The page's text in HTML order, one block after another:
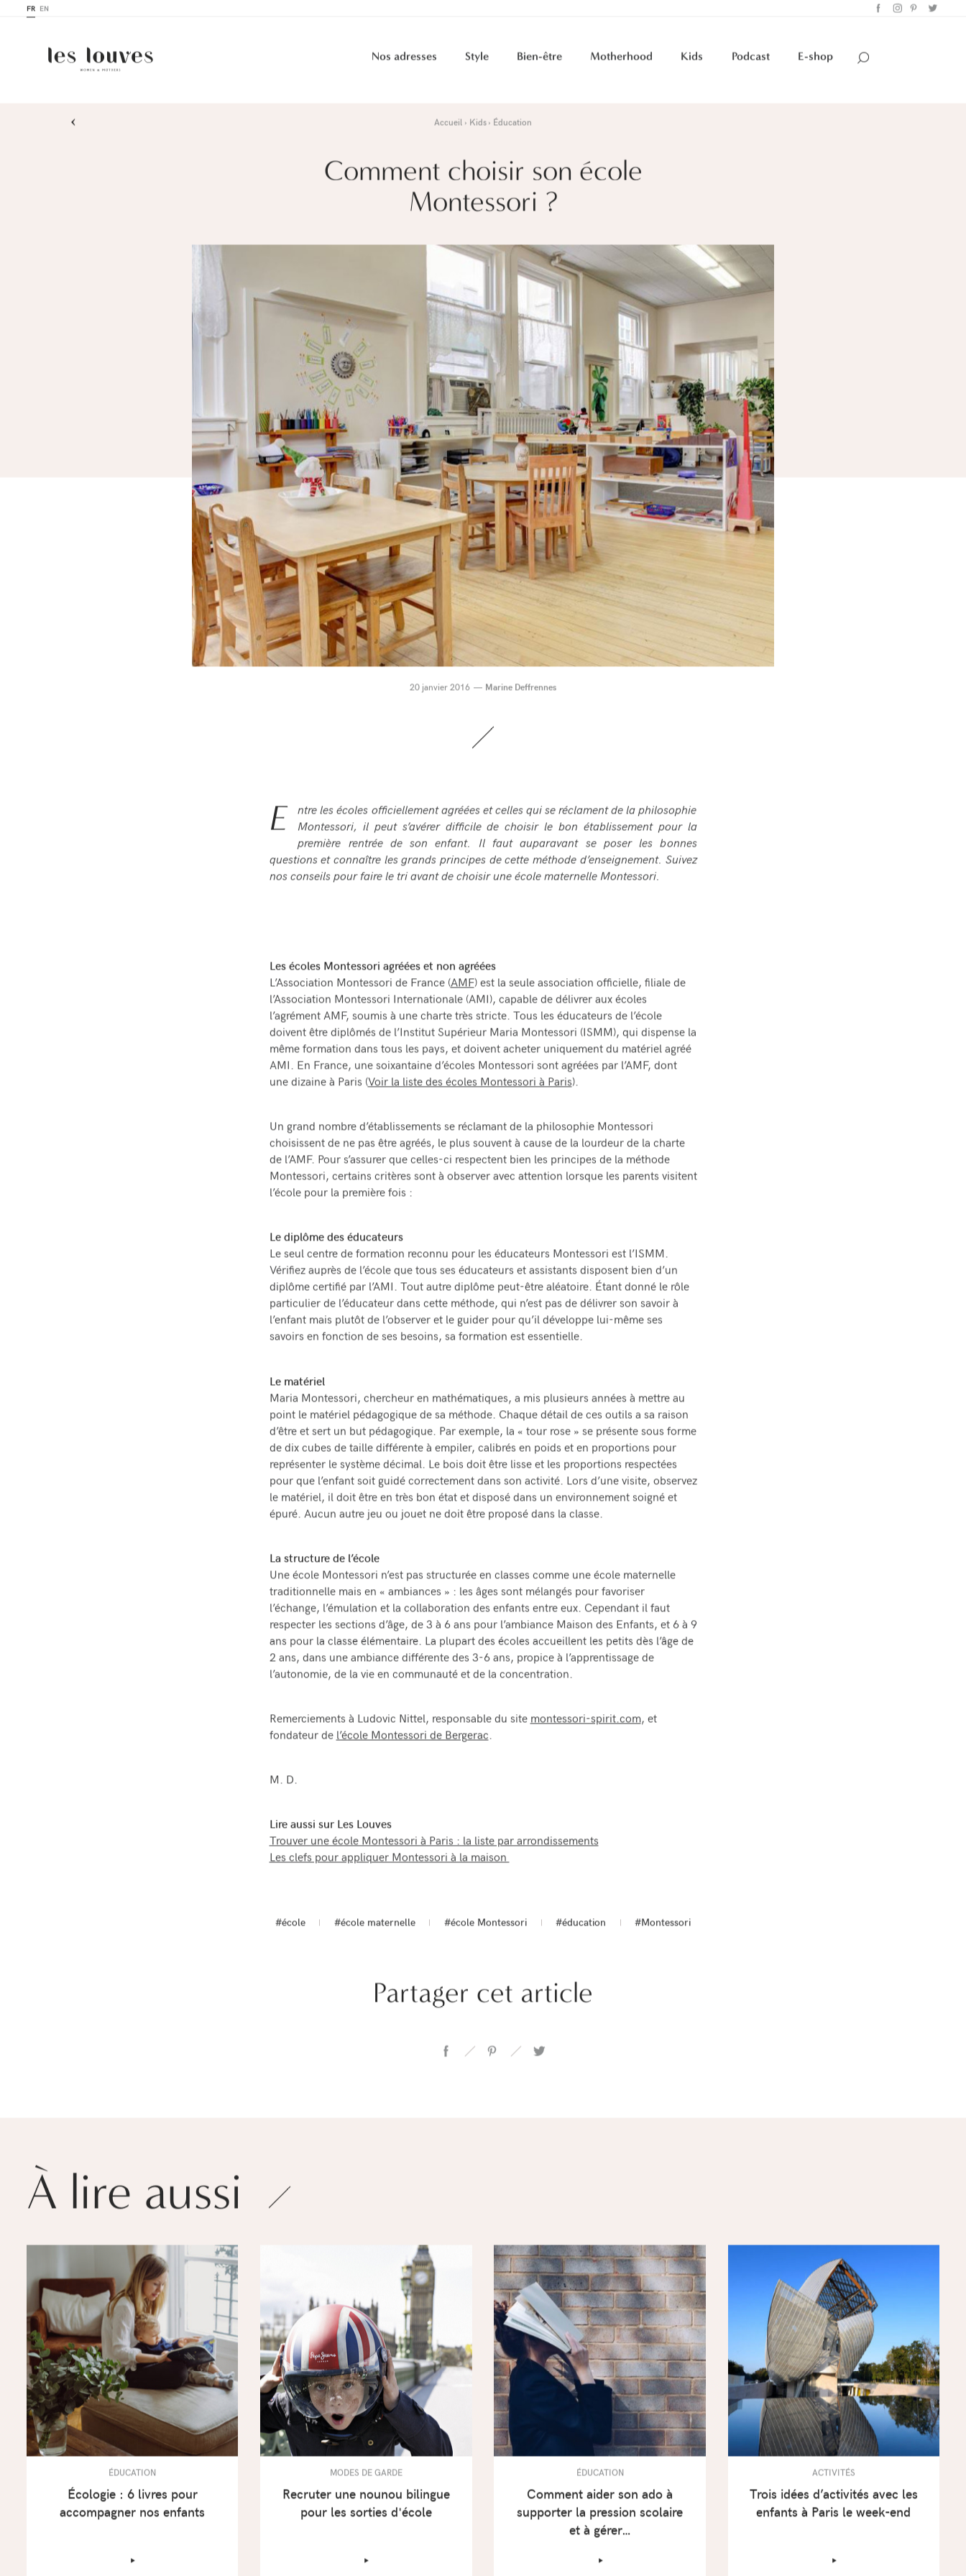
FR EN
Nos adresses Style Bien-être Motherhood Kids Podcast E-shop
› Accueil Kids Éducation
Comment choisir son école
Montessori ?
20 janvier 2016 Marine Deffrennes
E
ntre les écoles officiellement agréées et celles qui se réclament de la philosophie
Montessori, il peut s’avérer difficile de choisir le bon établissement pour la
première rentrée de son enfant. Il faut auparavant se poser les bonnes
questions et connaître les grands principes de cette méthode d’enseignement. Suivez
nos conseils pour faire le tri avant de choisir une école maternelle Montessori.
Les écoles Montessori agréées et non agréées
L’Association Montessori de France (AMF) est la seule association officielle, filiale de
l’Association Montessori Internationale (AMI), capable de délivrer aux écoles
l’agrément AMF, soumis à une charte très stricte. Tous les éducateurs de l’école
doivent être diplômés de l’Institut Supérieur Maria Montessori (ISMM), qui dispense la
même formation dans tous les pays, et doivent acheter uniquement du matériel agréé
AMI. En France, une soixantaine d’écoles Montessori sont agréées par l’AMF, dont
une dizaine à Paris (Voir la liste des écoles Montessori à Paris).
Un grand nombre d’établissements se réclamant de la philosophie Montessori
choisissent de ne pas être agréés, le plus souvent à cause de la lourdeur de la charte
de l’AMF. Pour s’assurer que celles-ci respectent bien les principes de la méthode
Montessori, certains critères sont à observer avec attention lorsque les parents visitent
l’école pour la première fois :
Le diplôme des éducateurs
Le seul centre de formation reconnu pour les éducateurs Montessori est l’ISMM.
Vérifiez auprès de l’école que tous ses éducateurs et assistants disposent bien d’un
diplôme certifié par l’AMI. Tout autre diplôme peut-être aléatoire. Étant donné le rôle
particulier de l’éducateur dans cette méthode, qui n’est pas de délivrer son savoir à
l’enfant mais plutôt de l’observer et le guider pour qu’il développe lui-même ses
savoirs en fonction de ses besoins, sa formation est essentielle.
Le matériel
Maria Montessori, chercheur en mathématiques, a mis plusieurs années à mettre au
point le matériel pédagogique de sa méthode. Chaque détail de ces outils a sa raison
d’être et sert un but pédagogique. Par exemple, la « tour rose » se présente sous forme
de dix cubes de taille différente à empiler, calibrés en poids et en proportions pour
représenter le système décimal. Le bois doit être lisse et les proportions respectées
pour que l’enfant soit guidé correctement dans son activité. Lors d’une visite, observez
le matériel, il doit être en très bon état et disposé dans un environnement soigné et
épuré. Aucun autre jeu ou jouet ne doit être proposé dans la classe.
La structure de l’école
Une école Montessori n’est pas structurée en classes comme une école maternelle
traditionnelle mais en « ambiances » : les âges sont mélangés pour favoriser
l’échange, l’émulation et la collaboration des enfants entre eux. Cependant il faut
respecter les sections d’âge, de 3 à 6 ans pour l’ambiance Maison des Enfants, et 6 à 9
ans pour la classe élémentaire. La plupart des écoles accueillent les petits dès l’âge de
2 ans, dans une ambiance différente des 3-6 ans, propice à l’apprentissage de
l’autonomie, de la vie en communauté et de la concentration.
Remerciements à Ludovic Nittel, responsable du sitemontessori-spirit.com, et
fondateur del’école Montessori de Bergerac.
M. D.
Lire aussi sur Les Louves
Trouver une école Montessori à Paris : la liste par arrondissements
Les clefs pour appliquer Montessori à la maison
#école #école maternelle #école Montessori #éducation #Montessori
Partager cet article
À lire aussi
ÉDUCATION
Écologie : 6 livres pour
accompagner nos enfants
‣
MODES DE GARDE
Recruter une nounou bilingue
pour les sorties d'école
‣
ÉDUCATION
Comment aider son ado à
supporter la pression scolaire
et à gérer…
‣
ACTIVITÉS
Trois idées d’activités avec les
enfants à Paris le week-end
‣